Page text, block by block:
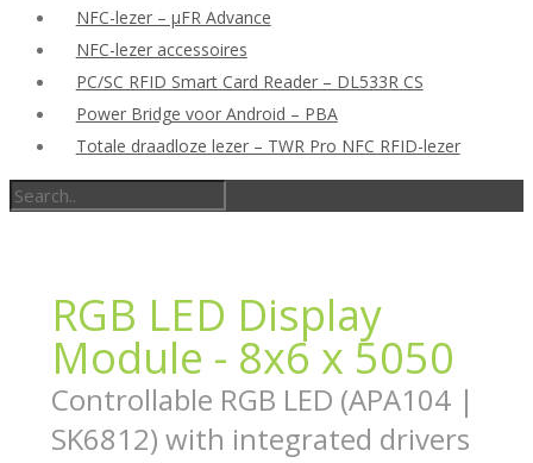
NFC-lezer – μFR Advance
NFC-lezer accessoires
PC/SC RFID Smart Card Reader – DL533R CS
Power Bridge voor Android – PBA
Totale draadloze lezer – TWR Pro NFC RFID-lezer
RGB LED Display
Module - 8x6 x 5050
Controllable RGB LED (APA104 |
SK6812) with integrated drivers